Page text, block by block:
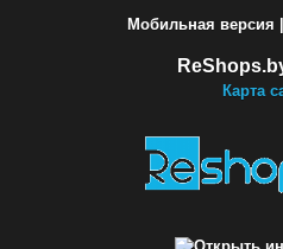
Мобильная версия |
Карта